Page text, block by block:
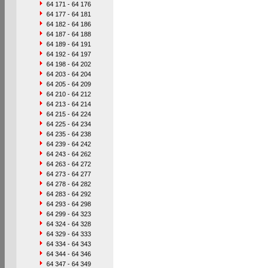
64 171 - 64 176
64 177 - 64 181
64 182 - 64 186
64 187 - 64 188
64 189 - 64 191
64 192 - 64 197
64 198 - 64 202
64 203 - 64 204
64 205 - 64 209
64 210 - 64 212
64 213 - 64 214
64 215 - 64 224
64 225 - 64 234
64 235 - 64 238
64 239 - 64 242
64 243 - 64 262
64 263 - 64 272
64 273 - 64 277
64 278 - 64 282
64 283 - 64 292
64 293 - 64 298
64 299 - 64 323
64 324 - 64 328
64 329 - 64 333
64 334 - 64 343
64 344 - 64 346
64 347 - 64 349